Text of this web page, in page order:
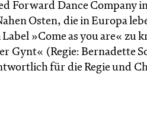
Forward Dance Company
Osten, die in Europa
»Come as you are« zu
Gynt« (Regie: Bernadette
für die Regie und